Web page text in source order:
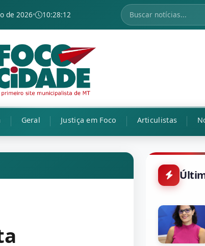
de 2026• 10:28:13
Geral Justiça em Foco Articulistas